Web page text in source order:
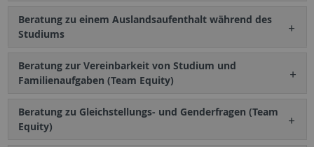
Beratung zu einem Auslandsaufenthalt während des
Studiums
Beratung zur Vereinbarkeit von Studium und
Familienaufgaben (Team Equity)
Beratung zu Gleichstellungs- und Genderfragen (Team
Equity)